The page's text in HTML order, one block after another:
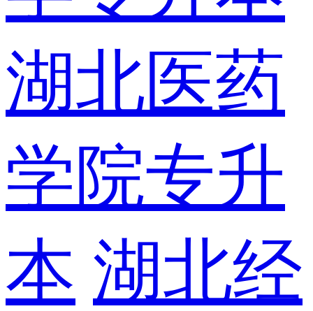
湖北医药
学院专升
本 湖北经